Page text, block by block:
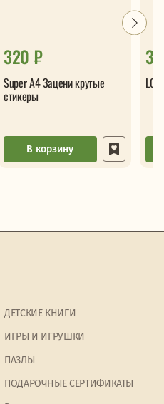
320 ₽
Super А4 Зацени крутые
стикеры
В корзину
ДЕТСКИЕ КНИГИ
ИГРЫ И ИГРУШКИ
ПАЗЛЫ
ПОДАРОЧНЫЕ СЕРТИФИКАТЫ